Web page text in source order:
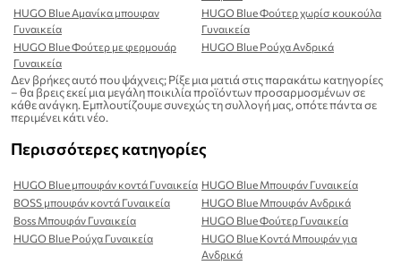
HUGO Blue Αμανίκα μπουφαν
Γυναικεία
HUGO Blue Φούτερ χωρίσ κουκούλα
Γυναικεία
HUGO Blue Φούτερ με φερμουάρ
Γυναικεία
HUGO Blue Ρούχα Ανδρικά
Δεν βρήκες αυτό που ψάχνεις; Ρίξε μια ματιά στις παρακάτω κατηγορίες
– θα βρεις εκεί μια μεγάλη ποικιλία προϊόντων προσαρμοσμένων σε
κάθε ανάγκη. Εμπλουτίζουμε συνεχώς τη συλλογή μας, οπότε πάντα σε
περιμένει κάτι νέο.
Περισσότερες κατηγορίες
HUGO Blue μπουφάν κοντά Γυναικεία HUGO Blue Μπουφάν Γυναικεία
BOSS μπουφάν κοντά Γυναικεία
HUGO Blue Μπουφάν Ανδρικά
Boss Μπουφάν Γυναικεία
HUGO Blue Φούτερ Γυναικεία
HUGO Blue Ρούχα Γυναικεία
HUGO Blue Κοντά Μπουφάν για
Ανδρικά